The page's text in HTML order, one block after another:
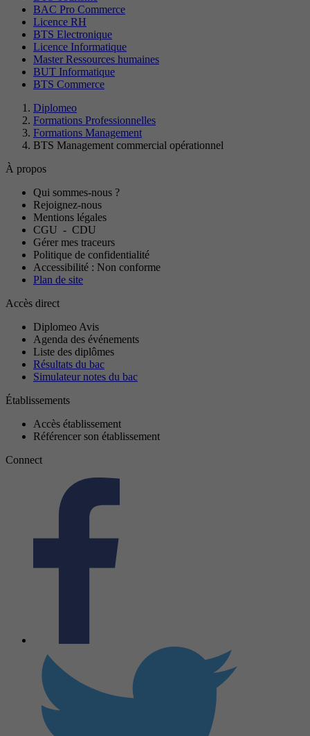
BAC Pro Commerce
Licence RH
BTS Electronique
Licence Informatique
Master Ressources humaines
BUT Informatique
BTS Commerce
Diplomeo
Formations Professionnelles
Formations Management
BTS Management commercial opérationnel
À propos
Qui sommes-nous ?
Rejoignez-nous
Mentions légales
CGU - CDU
Gérer mes traceurs
Politique de confidentialité
Accessibilité : Non conforme
Plan de site
Accès direct
Diplomeo Avis
Agenda des événements
Liste des diplômes
Résultats du bac
Simulateur notes du bac
Établissements
Accès établissement
Référencer son établissement
Connect